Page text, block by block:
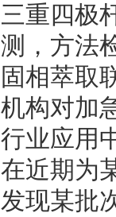
三重四极
测，方法
固相萃取
机构对加
行业应用
在近期为
发现某批